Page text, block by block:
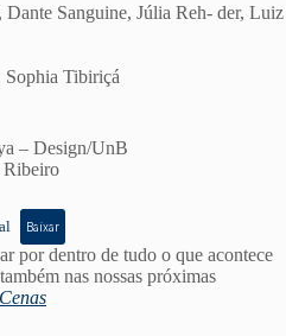
Sanguine, Júlia Reh- der, Luiz
Tibiriçá
– Design/UnB
Ribeiro
Baixar
por dentro de tudo o que acontece
nas nossas próximas